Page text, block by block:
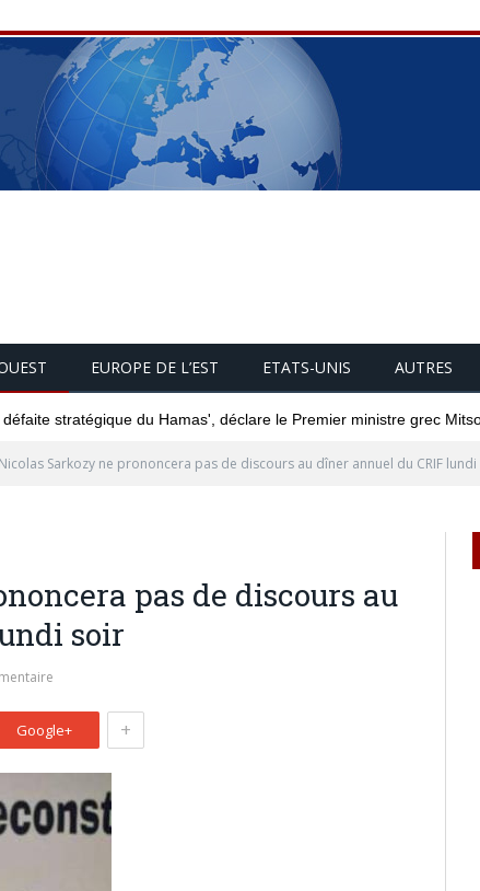
EUROPE DE L’EST ETATS-UNIS AUTRES
stratégique du Hamas', déclare le Premier ministre grec
Nicolas Sarkozy ne prononcera pas de discours au dîner annuel du CRIF
pas de discours au
soir
Google+ +